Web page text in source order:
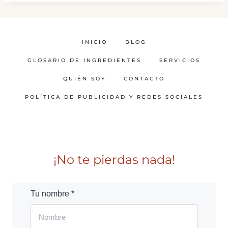
INICIO BLOG
GLOSARIO DE INGREDIENTES SERVICIOS
QUIÉN SOY CONTACTO
POLÍTICA DE PUBLICIDAD Y REDES SOCIALES
¡No te pierdas nada!
Tu nombre *